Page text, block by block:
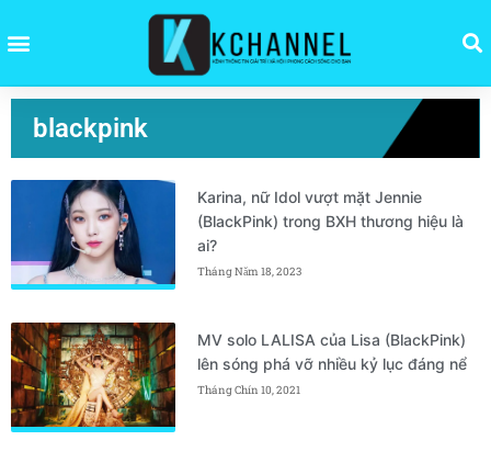
blackpink
Karina, nữ Idol vượt mặt Jennie
(BlackPink) trong BXH thương hiệu là
ai?
Tháng Năm 18, 2023
MV solo LALISA của Lisa (BlackPink)
lên sóng phá vỡ nhiều kỷ lục đáng nể
Tháng Chín 10, 2021